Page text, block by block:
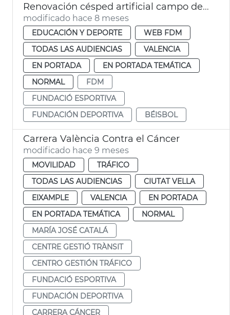
Renovación césped artificial campo de beisbol Jardín del Túria València
modificado hace 8 meses
EDUCACIÓN Y DEPORTE
WEB FDM
TODAS LAS AUDIENCIAS
VALENCIA
EN PORTADA
EN PORTADA TEMÁTICA
NORMAL
FDM
FUNDACIÓ ESPORTIVA
FUNDACIÓN DEPORTIVA
BÉISBOL
Carrera València Contra el Cáncer
modificado hace 9 meses
MOVILIDAD
TRÁFICO
TODAS LAS AUDIENCIAS
CIUTAT VELLA
EIXAMPLE
VALENCIA
EN PORTADA
EN PORTADA TEMÁTICA
NORMAL
MARÍA JOSÉ CATALÁ
CENTRE GESTIÓ TRÀNSIT
CENTRO GESTIÓN TRÁFICO
FUNDACIÓ ESPORTIVA
FUNDACIÓN DEPORTIVA
CARRERA CÁNCER